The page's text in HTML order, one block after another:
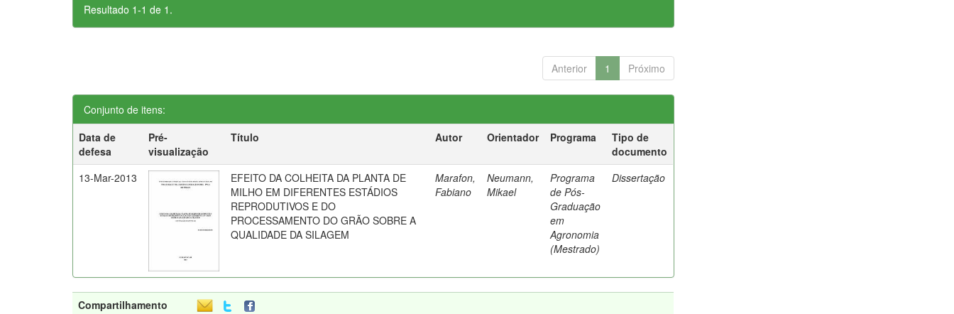
Resultado 1-1 de 1.
Anterior 1 Próximo
Conjunto de itens:
Data de
defesa
Pré-
visualização
Título Autor Orientador Programa
Tipo de
documento
13-Mar-2013
EFEITO DA COLHEITA DA PLANTA DE
MILHO EM DIFERENTES ESTÁDIOS
REPRODUTIVOS E DO
PROCESSAMENTO DO GRÃO SOBRE A
QUALIDADE DA SILAGEM
Marafon,
Fabiano
Neumann,
Mikael
Programa
de Pós-
Graduação
em
Agronomia
(Mestrado)
Dissertação
Compartilhamento